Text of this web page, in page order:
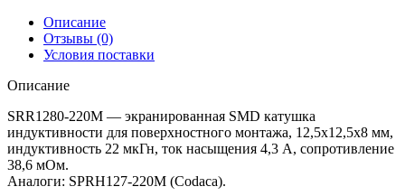
Описание
Отзывы (0)
Условия поставки
Описание
SRR1280-220M — экранированная SMD катушка
индуктивности для поверхностного монтажа, 12,5х12,5х8 мм,
индуктивность 22 мкГн, ток насыщения 4,3 А, сопротивление
38,6 мОм.
Аналоги: SPRH127-220M (Codaca).